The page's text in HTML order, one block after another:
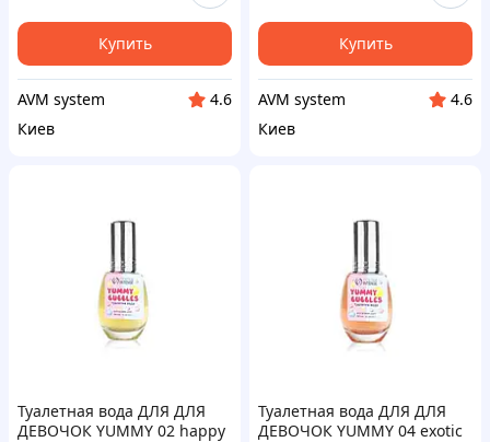
Купить
AVM system
4.6
Киев
Купить
AVM system
4.6
Киев
Туалетная вода ДЛЯ ДЛЯ
ДЕВОЧОК YUMMY 02 happy
Туалетная вода ДЛЯ ДЛЯ
ДЕВОЧОК YUMMY 04 exotic